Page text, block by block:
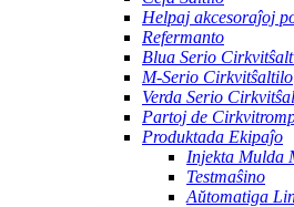
Helpaj akcesoraĵoj
Refermanto
Blua Serio
M-Serio Cirkvitŝaltilo
Verda Serio
Partoj de
Produktada Ekipaĵo
Injekta Mulda
Testmaŝino
Aŭtomatiga